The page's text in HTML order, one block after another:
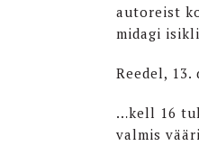
autoreist
midagi
Reedel,
…kell 16
valmis